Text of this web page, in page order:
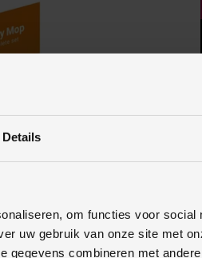
Details
om functies voor social
uw gebruik van onze site met
gegevens combineren met